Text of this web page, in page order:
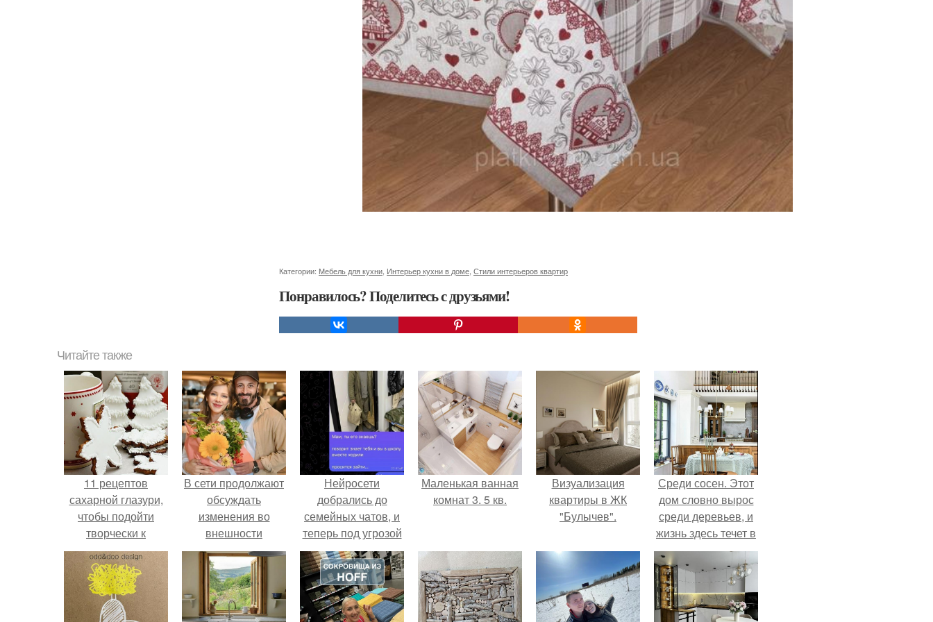
Категории: Мебель для кухни Интерьер кухни в доме Стили интерьеров квартир
Понравилось? Поделитесь с друзьями!
Читайте также
11 рецептов
сахарной глазури,
чтобы подойти
творчески к
украшению
печенюшек.
В сети продолжают
обсуждать
изменения во
внешности
актрисы.
Нейросети
добрались до
семейных чатов, и
теперь под угрозой
мамины нервы.
Маленькая ванная
комнат 3. 5 кв.
Визуализация
квартиры в ЖК
"Булычев".
Среди сосен. Этот
дом словно вырос
среди деревьев, и
жизнь здесь течет в
собственном ритме
- спокойно, без
спешки и лишнего
шума.